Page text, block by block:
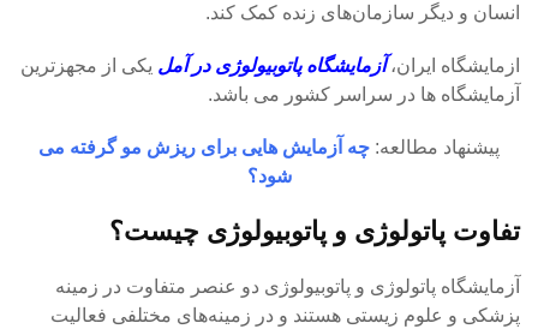
انسان و دیگر سازمان‌های زنده کمک کند.
ازمایشگاه ایران،آزمایشگاه پاتوبیولوژی در آمل یکی از مجهزترین
آزمایشگاه ها در سراسر کشور می باشد.
پیشنهاد مطالعه: چه آزمایش هایی برای ریزش مو گرفته می
شود؟
تفاوت پاتولوژی و پاتوبیولوژی چیست؟
آزمایشگاه پاتولوژی و پاتوبیولوژی دو عنصر متفاوت در زمینه
پزشکی و علوم زیستی هستند و در زمینه‌های مختلفی فعالیت